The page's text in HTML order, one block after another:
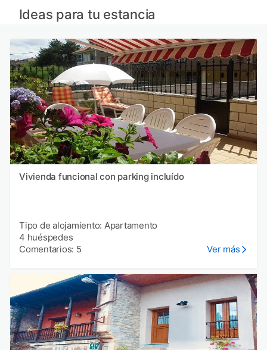
Apartamentos en León provincia
Apartamentos en La Rioja provincia
Ideas para tu estancia
Vivienda funcional con parking incluído
Tipo de alojamiento: Apartamento
4 huéspedes
Comentarios: 5
Ver más